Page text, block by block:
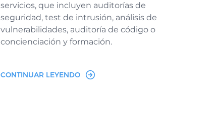
servicios, que incluyen auditorías de
seguridad, test de intrusión, análisis de
vulnerabilidades, auditoría de código o
concienciación y formación.
CONTINUAR LEYENDO